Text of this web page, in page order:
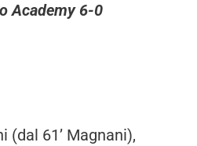
Academy 6-0
(dal 61’ Magnani),